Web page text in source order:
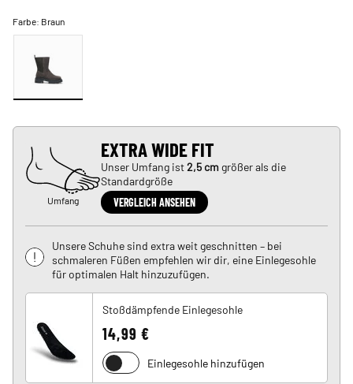
Farbe: Braun
Umfang
EXTRA WIDE FIT
Unser Umfang ist2,5 cmgrößer als die
Standardgröße
VERGLEICH ANSEHEN
Unsere Schuhe sind extra weit geschnitten – bei
schmaleren Füßen empfehlen wir dir, eine Einlegesohle
für optimalen Halt hinzuzufügen.
Stoßdämpfende Einlegesohle
14,99 €
Einlegesohle hinzufügen